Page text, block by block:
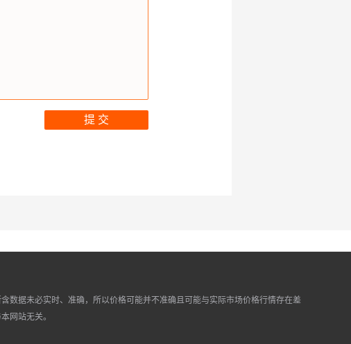
提 交
数据未必实时、准确，所以价格可能并不准确且可能与实际市场价格行情存在差
网站无关。